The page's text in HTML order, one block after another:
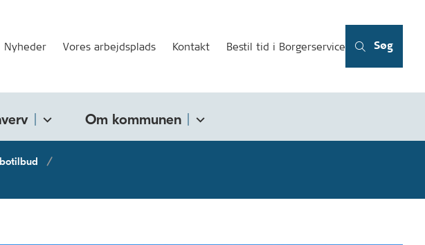
Nyheder Vores arbejdsplads Kontakt Bestil tid i Borgerservice Søg
Om kommunen